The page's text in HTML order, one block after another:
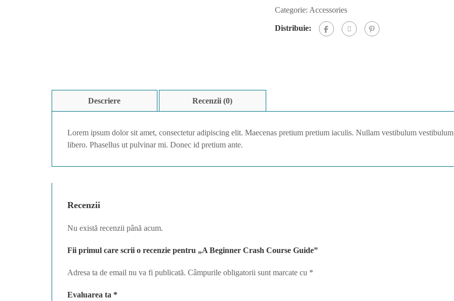
Categorie: Accessories
Distribuie:
Descriere Recenzii (0)
Lorem ipsum dolor sit amet, consectetur adipiscing elit. Maecenas pretium pretium iaculis. Nullam vestibulum vestibulum
libero. Phasellus ut pulvinar mi. Donec id pretium ante.
Recenzii
Nu există recenzii până acum.
Fii primul care scrii o recenzie pentru „A Beginner Crash Course Guide”
Adresa ta de email nu va fi publicată. Câmpurile obligatorii sunt marcate cu *
Evaluarea ta *